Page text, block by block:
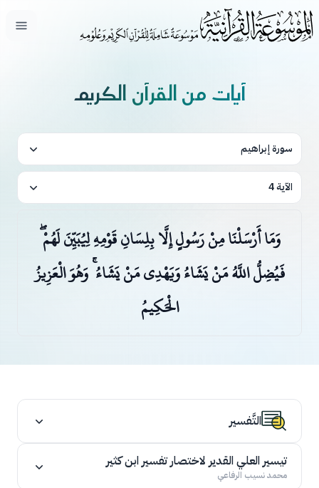
فتح
آيات من القرآن الكريم
سورة إبراهيم
الآية 4
وَمَا أَرْسَلْنَا مِنْ رَسُولٍ إِلَّا بِلِسَانِ قَوْمِهِ لِيُبَيِّنَ لَهُمْ ۖ
فَيُضِلُّ اللَّهُ مَنْ يَشَاءُ وَيَهْدِي مَنْ يَشَاءُ ۚ وَهُوَ الْعَزِيزُ
الْحَكِيمُ
التَّفسير
تيسير العلي القدير لاختصار تفسير ابن كثير
محمد نسيب الرفاعي